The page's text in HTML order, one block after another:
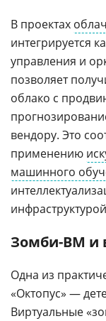
В проектах
интегрируется
управления и
позволяет
облако с
вендору. Это
применению
машинного
Зомби-ВМ и
Одна из
«Октопус» —
Виртуальные